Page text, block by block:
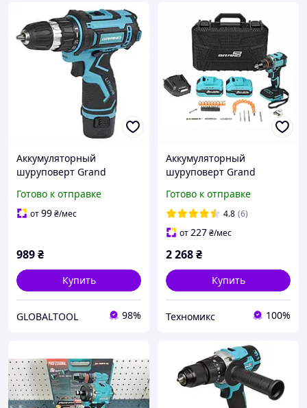
Аккумуляторный
шуруповерт Grand
Готово к отправке
от99₴/мес
989₴
Купить
GLOBALTOOL 98%
Аккумуляторный
шуруповерт Grand
бесщеточный 50 Нм со
съемным патроном в
кейсе
Готово к отправке
4.8 (6)
от227₴/мес
2 268₴
Купить
Техномикс 100%